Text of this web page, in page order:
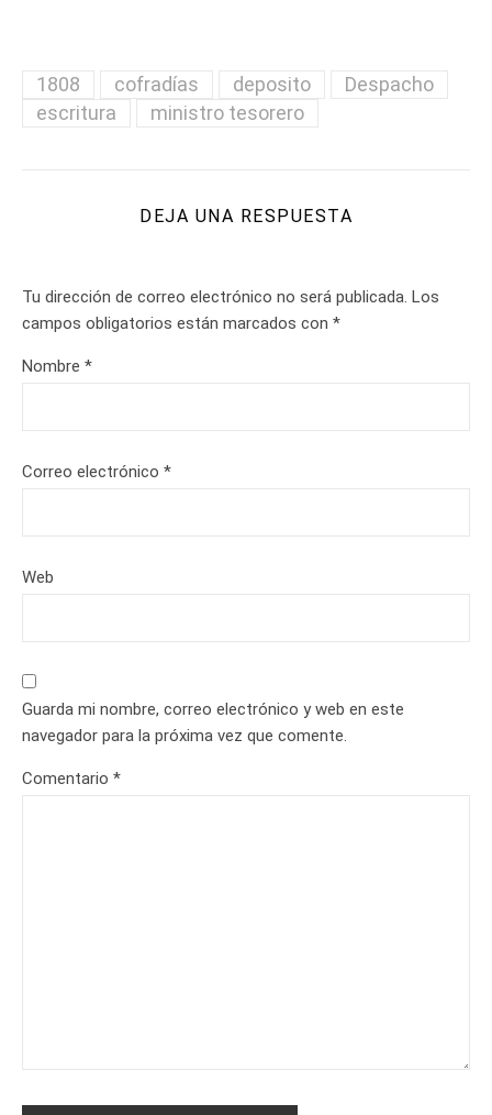
1808 cofradías deposito
Despacho
escritura
ministro tesorero
DEJA UNA RESPUESTA
Tu dirección de correo electrónico no será publicada. Los
campos obligatorios están marcados con *
Nombre *
Correo electrónico *
Web
Guarda mi nombre, correo electrónico y web en este
navegador para la próxima vez que comente.
Comentario *